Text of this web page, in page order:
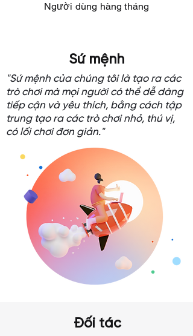
Người dùng hàng tháng
Sứ mệnh
"Sứ mệnh của chúng tôi là tạo ra các
trò chơi mà mọi người có thể dễ dàng
tiếp cận và yêu thích, bằng cách tập
trung tạo ra các trò chơi nhỏ, thú vị,
có lối chơi đơn giản."
Đối tác